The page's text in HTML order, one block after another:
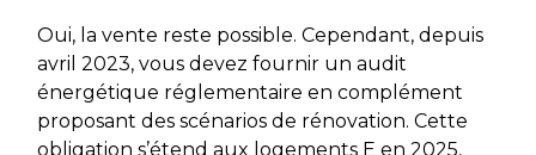
Oui, la vente reste possible. Cependant, depuis
avril 2023, vous devez fournir un audit
énergétique réglementaire en complément
proposant des scénarios de rénovation. Cette
obligation s’étend aux logements E en 2025,